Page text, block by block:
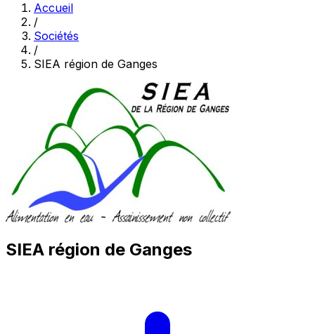
Accueil
/
Sociétés
/
SIEA région de Ganges
SIEA région de Ganges